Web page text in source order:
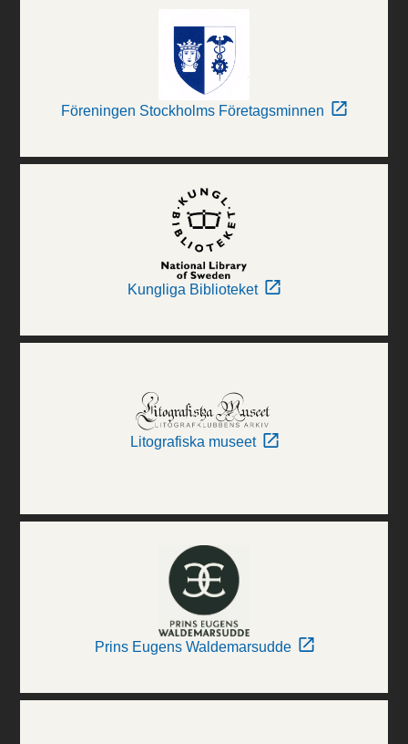
Föreningen Stockholms Företagsminnen
Kungliga Biblioteket
Litografiska museet
Prins Eugens Waldemarsudde